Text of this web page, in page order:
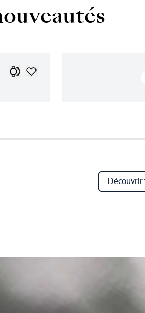
Découvrir